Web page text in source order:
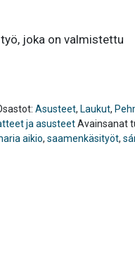
joka on valmistettu
Asusteet, Laukut,
ja asusteetAvainsanat
aikio, saamenkäsityöt,